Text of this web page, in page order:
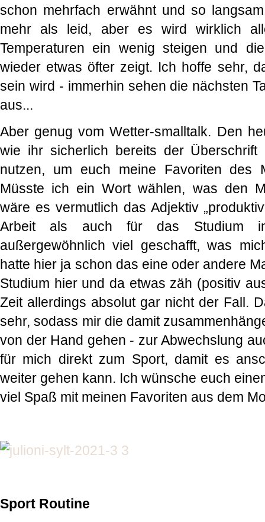
schon mehrfach erwähnt und so
mehr als leid, aber es wird wirklich
Temperaturen ein wenig steigen und
wieder etwas öfter zeigt. Ich hoffe sehr,
sein wird - immerhin sehen die nächsten
aus...
Aber genug vom Wetter-smalltalk. Den
wie ihr sicherlich bereits der Überschrift
nutzen, um euch meine Favoriten des
Müsste ich ein Wort wählen, was den
wäre es vermutlich das Adjektiv
Arbeit als auch für das Studium
außergewöhnlich viel geschafft, was
hatte hier ja schon das eine oder andere
Studium hier und da etwas zäh (positiv
Zeit allerdings absolut gar nicht der Fall.
sehr, sodass mir die damit
von der Hand gehen - zur Abwechslung
für mich direkt zum Sport, damit es
weiter gehen kann. Ich wünsche euch
viel Spaß mit meinen Favoriten aus dem
Sport Routine